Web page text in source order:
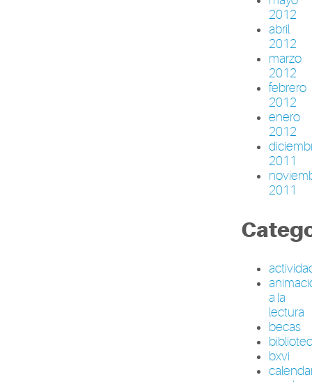
2012
abril
2012
marzo
2012
febrero
2012
enero
2012
2011
2011
a la
lectura
becas
bxvi